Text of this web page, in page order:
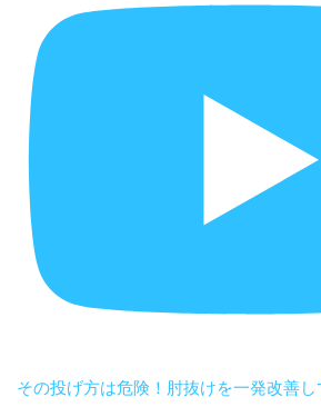
その投げ方は危険！肘抜けを一発改善